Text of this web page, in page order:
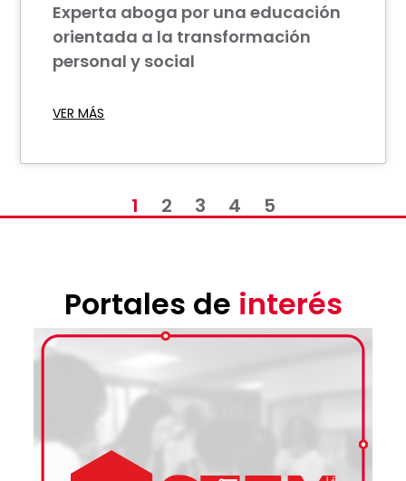
Experta aboga por una educación
orientada a la transformación
personal y social
VER MÁS
1 2 3 4 5
Portales de interés